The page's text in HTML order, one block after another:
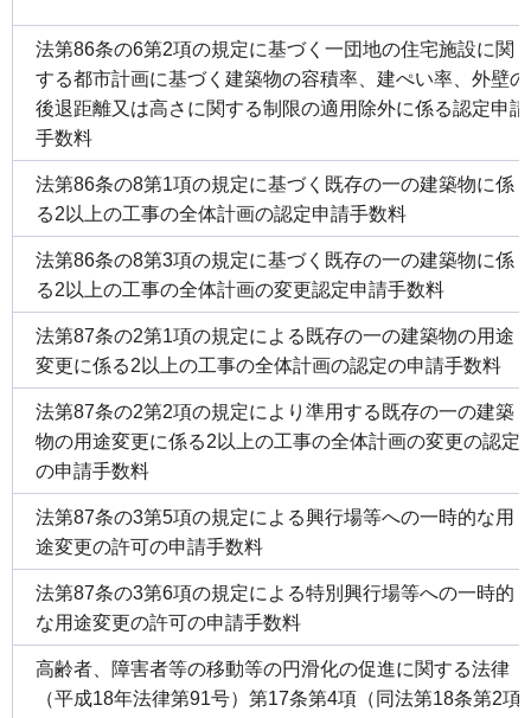
法第86条の6第2項の規定に基づく一団地の住宅施設に関
する都市計画に基づく建築物の容積率、建ぺい率、外壁の
後退距離又は高さに関する制限の適用除外に係る認定申請
手数料
法第86条の8第1項の規定に基づく既存の一の建築物に係
る2以上の工事の全体計画の認定申請手数料
法第86条の8第3項の規定に基づく既存の一の建築物に係
る2以上の工事の全体計画の変更認定申請手数料
法第87条の2第1項の規定による既存の一の建築物の用途
変更に係る2以上の工事の全体計画の認定の申請手数料
法第87条の2第2項の規定により準用する既存の一の建築
物の用途変更に係る2以上の工事の全体計画の変更の認定
の申請手数料
法第87条の3第5項の規定による興行場等への一時的な用
途変更の許可の申請手数料
法第87条の3第6項の規定による特別興行場等への一時的
な用途変更の許可の申請手数料
高齢者、障害者等の移動等の円滑化の促進に関する法律
（平成18年法律第91号）第17条第4項（同法第18条第2項